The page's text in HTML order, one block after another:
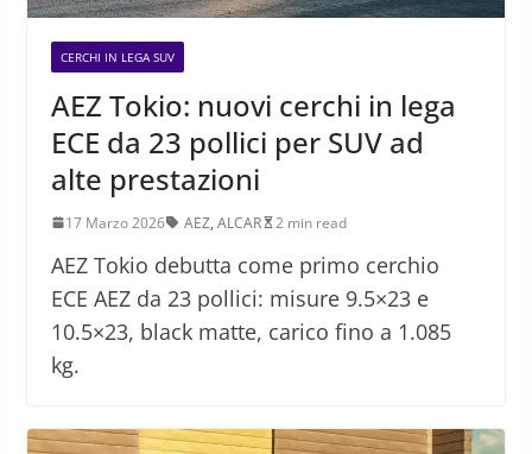
CERCHI IN LEGA SUV
AEZ Tokio: nuovi cerchi in lega
ECE da 23 pollici per SUV ad
alte prestazioni
17 Marzo 2026 AEZ, ALCAR 2 min read
AEZ Tokio debutta come primo cerchio
ECE AEZ da 23 pollici: misure 9.5×23 e
10.5×23, black matte, carico fino a 1.085
kg.